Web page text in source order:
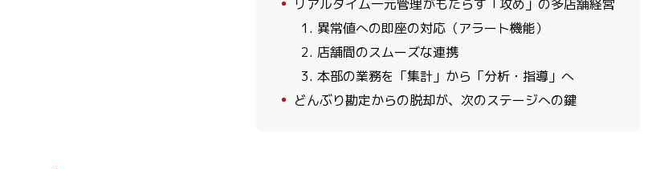
3 リアルタイム一元管理がもたらす「攻め」の多店舗経営
1. 異常値への即座の対応（アラート機能）
2. 店舗間のスムーズな連携
3. 本部の業務を「集計」から「分析・指導」へ
4 どんぶり勘定からの脱却が、次のステージへの鍵